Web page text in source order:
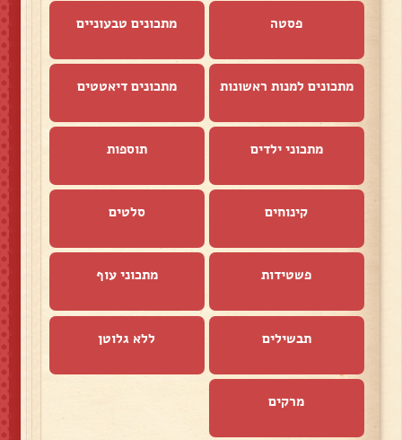
פסטה מתכונים טבעוניים
מתכונים למנות ראשונות מתכונים דיאטטים
מתכוני ילדים תוספות
קינוחים סלטים
פשטידות מתכוני עוף
תבשילים ללא גלוטן
מרקים